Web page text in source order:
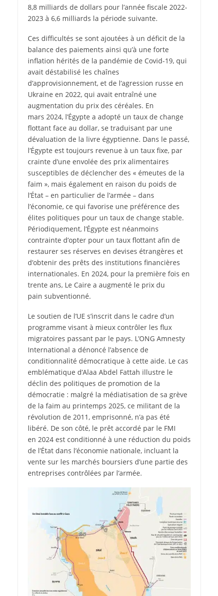
8,8 milliards de dollars pour l’année fiscale 2022-
2023 à 6,6 milliards la période suivante.
Ces difficultés se sont ajoutées à un déficit de la
balance des paiements ainsi qu’à une forte
inflation hérités de la pandémie de Covid-19, qui
avait déstabilisé les chaînes
d’approvisionnement, et de l’agression russe en
Ukraine en 2022, qui avait entraîné une
augmentation du prix des céréales. En
mars 2024, l’Égypte a adopté un taux de change
flottant face au dollar, se traduisant par une
dévaluation de la livre égyptienne. Dans le passé,
l’Égypte est toujours revenue à un taux fixe, par
crainte d’une envolée des prix alimentaires
susceptibles de déclencher des « émeutes de la
faim », mais également en raison du poids de
l’État – en particulier de l’armée – dans
l’économie, ce qui favorise une préférence des
élites politiques pour un taux de change stable.
Périodiquement, l’Égypte est néanmoins
contrainte d’opter pour un taux flottant afin de
restaurer ses réserves en devises étrangères et
d’obtenir des prêts des institutions financières
internationales. En 2024, pour la première fois en
trente ans, Le Caire a augmenté le prix du
pain subventionné.
Le soutien de l’UE s’inscrit dans le cadre d’un
programme visant à mieux contrôler les flux
migratoires passant par le pays. L’ONG Amnesty
International a dénoncé l’absence de
conditionnalité démocratique à cette aide. Le cas
emblématique d’Alaa Abdel Fattah illustre le
déclin des politiques de promotion de la
démocratie : malgré la médiatisation de sa grève
de la faim au printemps 2025, ce militant de la
révolution de 2011, emprisonné, n’a pas été
libéré. De son côté, le prêt accordé par le FMI
en 2024 est conditionné à une réduction du poids
de l’État dans l’économie nationale, incluant la
vente sur les marchés boursiers d’une partie des
entreprises contrôlées par l’armée.